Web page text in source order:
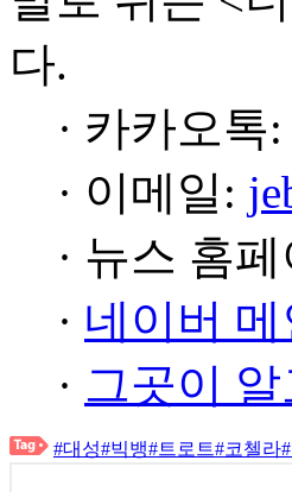
다.
· 카카오
· 이메일:
· 뉴스 홈
· 네이버
· 그곳이
#대성#빅뱅#트로트#코첼라